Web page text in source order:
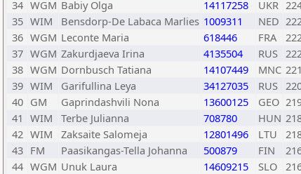
34 WGM Babiy Olga 14117258 UKR
35 WIM Bensdorp-De Labaca Marlies 1009311 NED
36 WGM Leconte Maria 618446 FRA
37 WGM Zakurdjaeva Irina 4135504 RUS
38 WGM Dornbusch Tatiana 14107449 MNC
39 WIM Garifullina Leya 34127035 RUS
40 GM Gaprindashvili Nona 13600125 GEO
41 WIM Terbe Julianna 708780 HUN
42 WIM Zaksaite Salomeja 12801496 LTU
43 FM Paasikangas-Tella Johanna 500879 FIN
44 WGM Unuk Laura 14609215 SLO